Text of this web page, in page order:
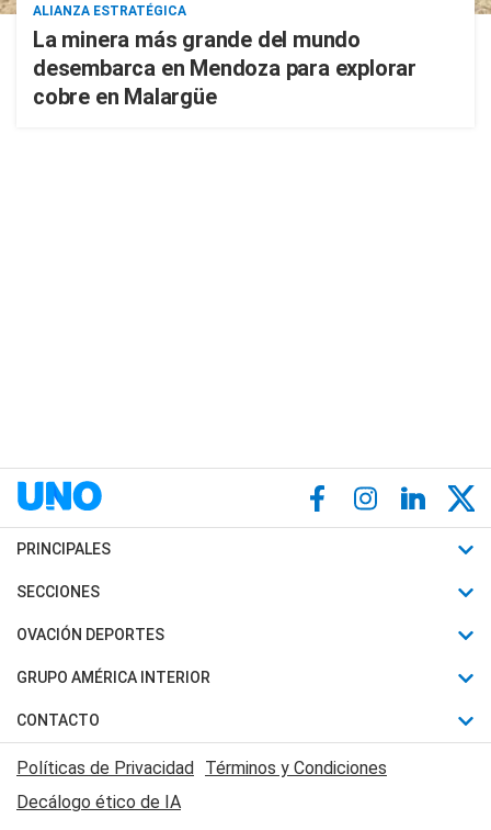
ALIANZA ESTRATÉGICA
La minera más grande del mundo
desembarca en Mendoza para explorar
cobre en Malargüe
PRINCIPALES
Últimas Noticias
Política
Judiciales
Economia
SECCIONES
Horóscopo
Motores
Trucos caseros
Series y Películas
Edictos y Solicitadas
OVACIÓN DEPORTES
Fútbol
Mundial
Automovilismo
Rugby
GRUPO AMÉRICA INTERIOR
Canal 7 en Vivo
CONTACTO
Acerca de Nosotros
Contactanos
Políticas de Privacidad Términos y Condiciones
Decálogo ético de IA